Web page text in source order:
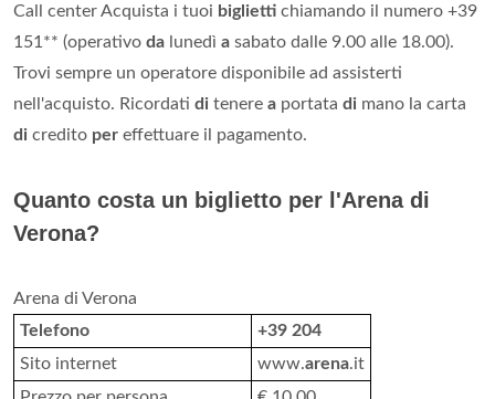
Call center Acquista i tuoi biglietti chiamando il numero +39
151** (operativo da lunedì a sabato dalle 9.00 alle 18.00).
Trovi sempre un operatore disponibile ad assisterti
nell'acquisto. Ricordati di tenere a portata di mano la carta
di credito per effettuare il pagamento.
Quanto costa un biglietto per l'Arena di
Verona?
Arena di Verona
Telefono
+39 204
Sito internet
www.arena.it